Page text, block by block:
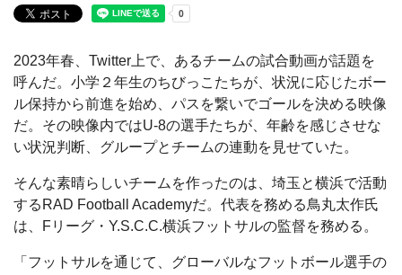
2023年春、Twitter上で、あるチームの試合動画が話題を
呼んだ。小学２年生のちびっこたちが、状況に応じたボー
ル保持から前進を始め、パスを繋いでゴールを決める映像
だ。その映像内ではU-8の選手たちが、年齢を感じさせな
い状況判断、グループとチームの連動を見せていた。
そんな素晴らしいチームを作ったのは、埼玉と横浜で活動
するRAD Football Academyだ。代表を務める鳥丸太作氏
は、Fリーグ・Y.S.C.C.横浜フットサルの監督を務める。
「フットサルを通じて、グローバルなフットボール選手の